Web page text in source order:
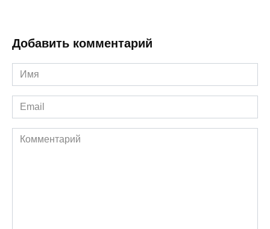
Добавить комментарий
Имя
*
Email
*
Комментарий